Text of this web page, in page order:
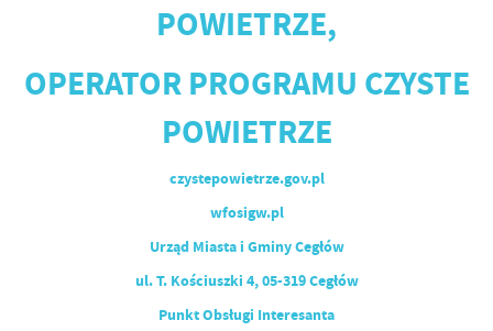
POWIETRZE,
OPERATOR PROGRAMU CZYSTE
POWIETRZE
czystepowietrze.gov.pl
wfosigw.pl
Urząd Miasta i Gminy Cegłów
ul. T. Kościuszki 4, 05-319 Cegłów
Punkt Obsługi Interesanta